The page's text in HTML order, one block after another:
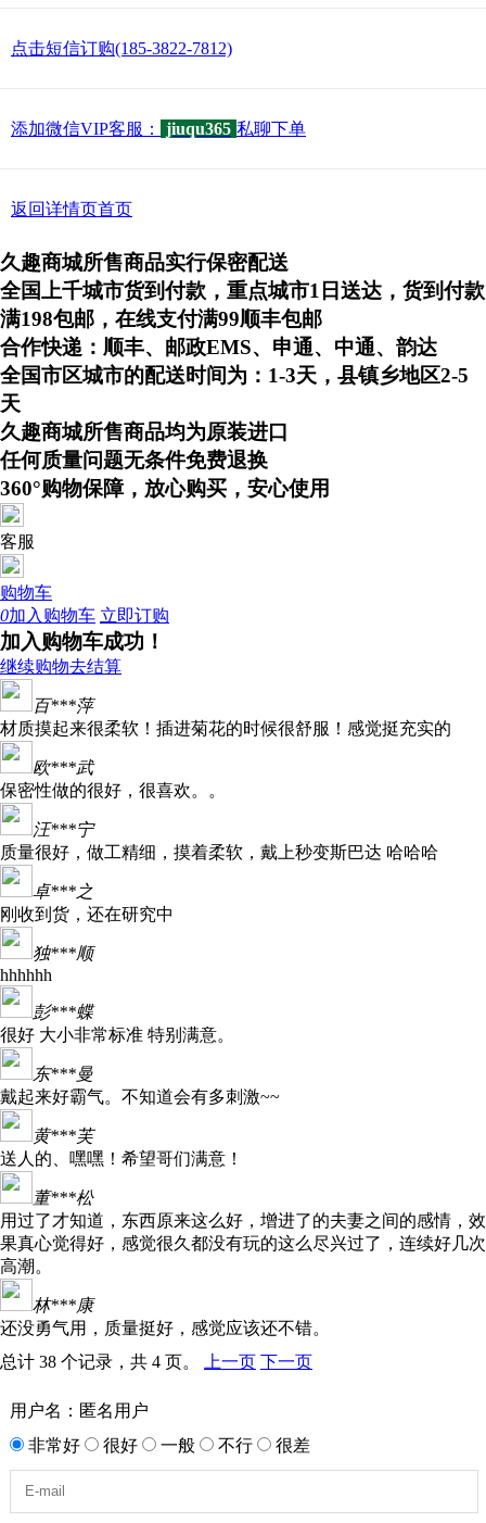
点击短信订购(185-3822-7812)
添加微信VIP客服： jiuqu365 私聊下单
返回详情页首页
久趣商城所售商品实行保密配送
全国上千城市货到付款，重点城市1日送达，货到付款
满198包邮，在线支付满99顺丰包邮
合作快递：顺丰、邮政EMS、申通、中通、韵达
全国市区城市的配送时间为：1-3天，县镇乡地区2-5
天
久趣商城所售商品均为原装进口
任何质量问题无条件免费退换
360°购物保障，放心购买，安心使用
客服
购物车
0加入购物车 立即订购
加入购物车成功！
继续购物去结算
百***萍
材质摸起来很柔软！插进菊花的时候很舒服！感觉挺充实的
欧***武
保密性做的很好，很喜欢。。
汪***宁
质量很好，做工精细，摸着柔软，戴上秒变斯巴达 哈哈哈
卓***之
刚收到货，还在研究中
独***顺
hhhhhh
彭***蝶
很好 大小非常标准 特别满意。
东***曼
戴起来好霸气。不知道会有多刺激~~
黄***芙
送人的、嘿嘿！希望哥们满意！
董***松
用过了才知道，东西原来这么好，增进了的夫妻之间的感情，效
果真心觉得好，感觉很久都没有玩的这么尽兴过了，连续好几次
高潮。
林***康
还没勇气用，质量挺好，感觉应该还不错。
总计 38 个记录，共 4 页。
上一页 下一页
用户名：匿名用户
非常好
很好 一般 不行 很差